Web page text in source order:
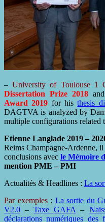
–University of Toulouse 1
Dissertation Prize 2018 and
Award 2019 for histhesis
DAGTVA is analyzed by
multiple configurations related
Etienne Langlade 2019 –
Reims Champagne-Ardenne,
conclusions avec le Mémoire
mention PME – PMI
Actualités & Headlines : La
Par exemples: La sortie du
V2.0 –Taxe GAFA –
déclarations numériques des